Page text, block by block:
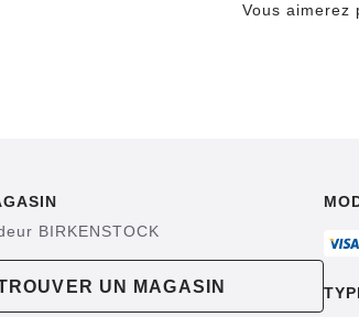
Vous aimerez
BIRKENSTOCK
UN MAGASIN